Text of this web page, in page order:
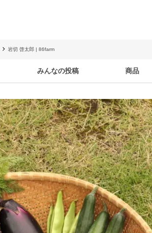
岩切 啓太郎 | 86farm
みんなの投稿 商品